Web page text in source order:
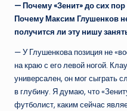
— Почему «Зенит» до сих
Почему Максим Глушенков
получится ли эту нишу
— У Глушенкова позиция не
на краю с его левой ногой.
универсален, он мог сыграть
в глубину. Я думаю, что
футболист, каким сейчас